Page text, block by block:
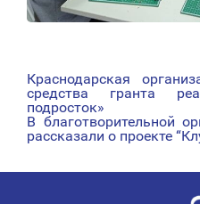
НАВИГАЦИЯ
ПО
Краснодарская
средства гранта
подросток»
В благотворительной
рассказали о проекте